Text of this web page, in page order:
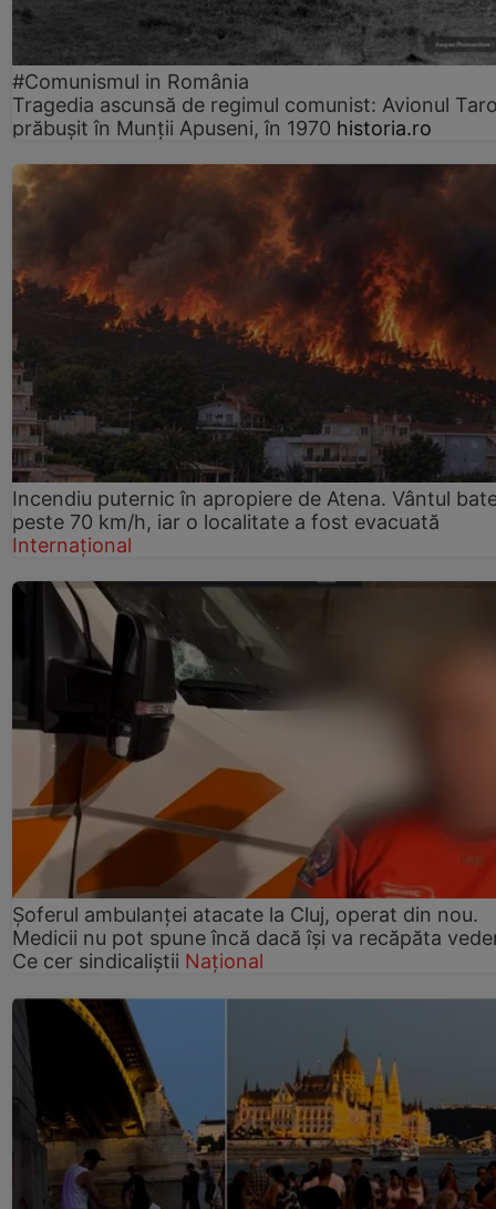
#Comunismul in România
Tragedia ascunsă de regimul comunist: Avionul
prăbușit în Munții Apuseni, în 1970 historia.ro
Incendiu puternic în apropiere de Atena. Vântul
peste 70 km/h, iar o localitate a fost evacuată
Internațional
Șoferul ambulanței atacate la Cluj, operat din nou.
Medicii nu pot spune încă dacă își va recăpăta
Ce cer sindicaliștii Național